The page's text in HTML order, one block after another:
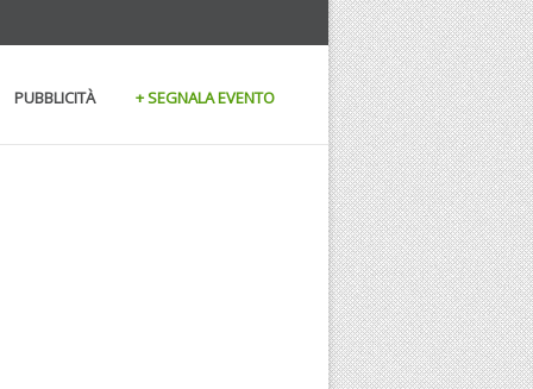
PUBBLICITÀ + SEGNALA EVENTO